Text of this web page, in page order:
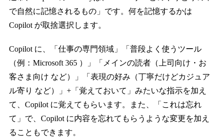
で自然に記憶されるもの」です。何を記憶するかは
Copilot が取捨選択します。
Copilot に、「仕事の専門領域」「普段よく使うツール
（例：Microsoft 365 ）」「メインの読者（上司向け・お
客さま向け など）」「表現の好み（丁寧だけどカジュア
ル寄り など）」+「覚えておいて」みたいな指示を加え
て、Copilot に覚えてもらいます。また、「これは忘れ
て」で、Copilot に内容を忘れてもらうような変更を加え
ることもできます。